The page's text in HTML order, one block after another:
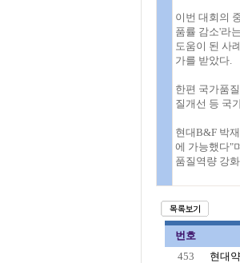
이번 대회의
품률 감소'라
도움이 된 사
가를 받았다.
한편 국가품
질개선 등 국
현대B&F 박
에 가능했다"
품질역량 강
번호
453
현대